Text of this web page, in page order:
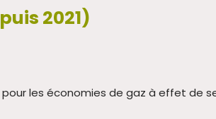
2021)
pour les économies de gaz à effet de